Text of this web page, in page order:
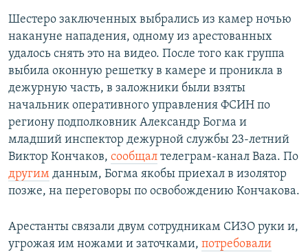
Шестеро заключенных выбрались из камер ночью
накануне нападения, одному из арестованных
удалось снять это на видео. После того как группа
выбила оконную решетку в камере и проникла в
дежурную часть, в заложники были взяты
начальник оперативного управления ФСИН по
региону подполковник Александр Богма и
младший инспектор дежурной службы 23-летний
Виктор Кончаков, сообщал телеграм-канал Baza. По
другим данным, Богма якобы приехал в изолятор
позже, на переговоры по освобождению Кончакова.
Арестанты связали двум сотрудникам СИЗО руки и,
угрожая им ножами и заточками, потребовали